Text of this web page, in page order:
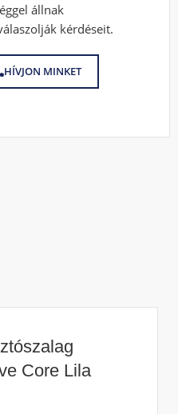
állnak
kérdéseit.
HÍVJON MINKET
Core Lila